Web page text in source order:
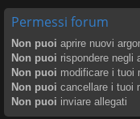
Permessi forum
Non puoi aprire nuovi
Non puoi rispondere negli
Non puoi modificare i tuoi
Non puoi cancellare i tuoi
Non puoi inviare allegati